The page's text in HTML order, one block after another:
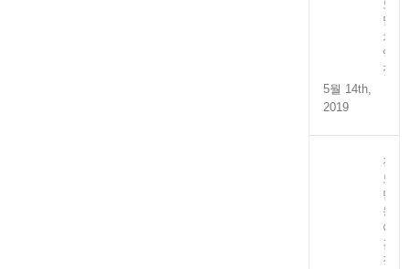
도
멸
치
액
젓
5월 14th,
2019
전
도
만
능
어
간
장